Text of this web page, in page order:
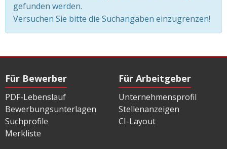
gefunden werden.
Versuchen Sie bitte die Suchangaben einzugrenzen!
Für Bewerber
PDF-Lebenslauf
Bewerbungsunterlagen
Suchprofile
Merkliste
Für Arbeitgeber
Unternehmensprofil
Stellenanzeigen
CI-Layout